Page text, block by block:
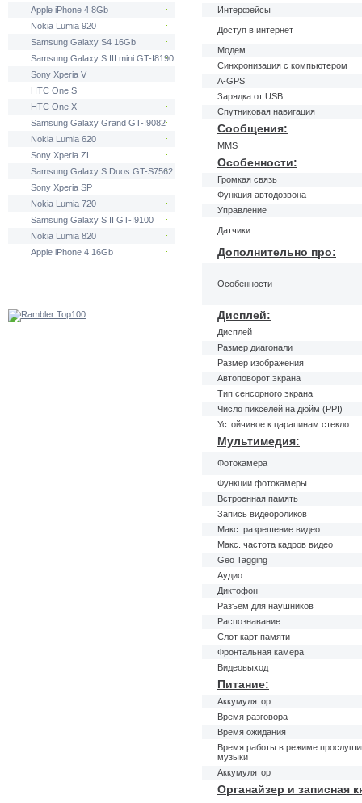
Интерфейсы
Доступ в интернет
Модем
Синхронизация с компьютером
A-GPS
Зарядка от USB
Спутниковая навигация
Сообщения:
MMS
Особенности:
Громкая связь
Функция автодозвона
Управление
Датчики
Дополнительно про:
Особенности
Дисплей:
Дисплей
Размер диагонали
Размер изображения
Автоповорот экрана
Тип сенсорного экрана
Число пикселей на дюйм (PPI)
Устойчивое к царапинам стекло
Мультимедия:
Фотокамера
Функции фотокамеры
Встроенная память
Запись видеороликов
Макс. разрешение видео
Макс. частота кадров видео
Geo Tagging
Аудио
Диктофон
Разъем для наушников
Распознавание
Слот карт памяти
Фронтальная камера
Видеовыход
Питание:
Аккумулятор
Время разговора
Время ожидания
Время работы в режиме
музыки
Аккумулятор
Органайзер и записная
Apple iPhone 4 8Gb
Nokia Lumia 920
Samsung Galaxy S4 16Gb
Samsung Galaxy S III mini GT-I8190
Sony Xperia V
HTC One S
HTC One X
Samsung Galaxy Grand GT-I9082
Nokia Lumia 620
Sony Xperia ZL
Samsung Galaxy S Duos GT-S7562
Sony Xperia SP
Nokia Lumia 720
Samsung Galaxy S II GT-I9100
Nokia Lumia 820
Apple iPhone 4 16Gb